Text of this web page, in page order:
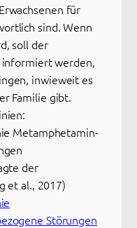
für
sind. Wenn
soll der
informiert werden,
inwieweit es
Familie gibt.
Metamphetamin-
der
et al., 2017)
Störungen